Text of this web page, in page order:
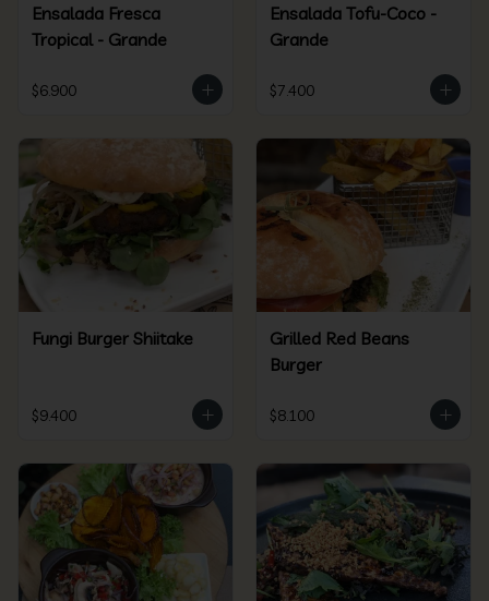
Ensalada Fresca
Tropical - Grande
$6.900
Ensalada Tofu-Coco -
Grande
$7.400
Fungi Burger Shiitake
$9.400
Grilled Red Beans
Burger
$8.100